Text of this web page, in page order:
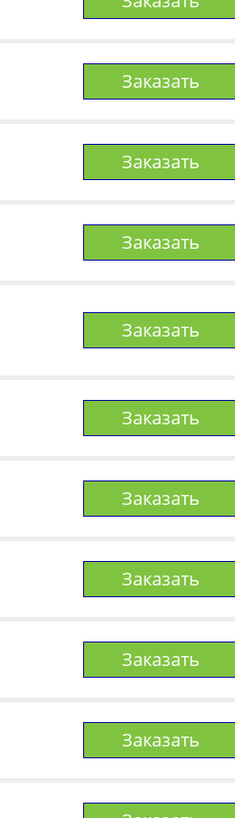
Заказать
Заказать
Заказать
Заказать
Заказать
Заказать
Заказать
Заказать
Заказать